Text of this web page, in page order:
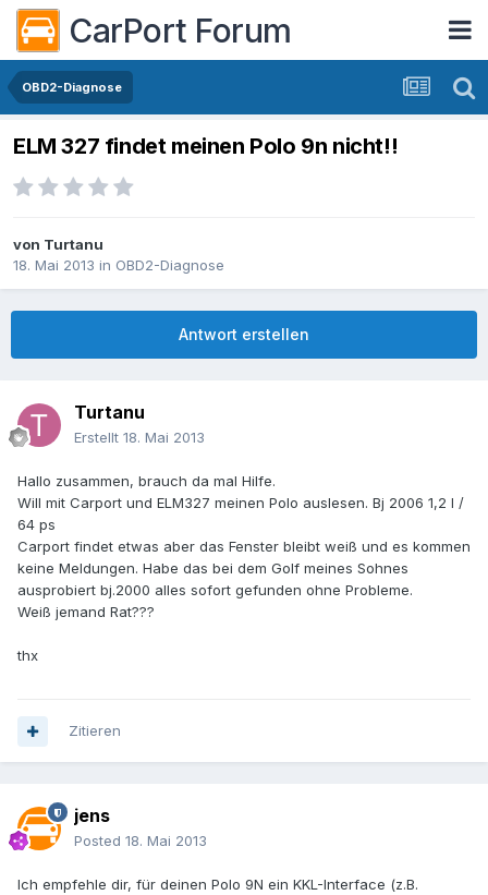
CarPort Forum
OBD2-Diagnose
ELM 327 findet meinen Polo 9n nicht!!
von Turtanu
18. Mai 2013 in OBD2-Diagnose
Antwort erstellen
Turtanu
Erstellt 18. Mai 2013
Hallo zusammen, brauch da mal Hilfe.
Will mit Carport und ELM327 meinen Polo auslesen. Bj 2006 1,2 l /
64 ps
Carport findet etwas aber das Fenster bleibt weiß und es kommen
keine Meldungen. Habe das bei dem Golf meines Sohnes
ausprobiert bj.2000 alles sofort gefunden ohne Probleme.
Weiß jemand Rat???
thx
Zitieren
jens
Posted 18. Mai 2013
Ich empfehle dir, für deinen Polo 9N ein KKL-Interface (z.B.